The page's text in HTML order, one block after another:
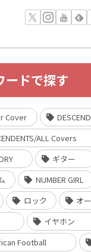
ードで探す
Cover
ALL Covers
ギター
NUMBER GIRL
ロック
オ
イヤホン
Football